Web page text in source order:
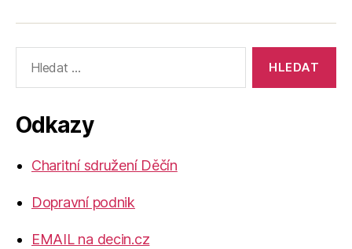
vyhledávání:
Odkazy
Charitní sdružení Děčín
Dopravní podnik
EMAIL na decin.cz